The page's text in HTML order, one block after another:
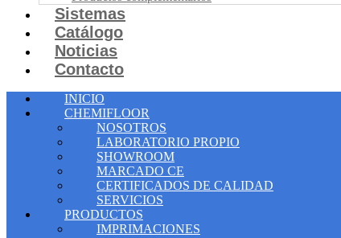
Sistemas
Catálogo
Noticias
Contacto
INICIO
CHEMIFLOOR
NOSOTROS
LABORATORIO PROPIO
SHOWROOM
MARCADO CE
CERTIFICADOS DE CALIDAD
SERVICIOS
PRODUCTOS
IMPRIMACIONES